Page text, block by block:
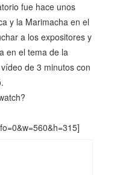
fue hace unos
y la Marimacha en el
a los expositores y
en el tema de la
de 3 minutos con